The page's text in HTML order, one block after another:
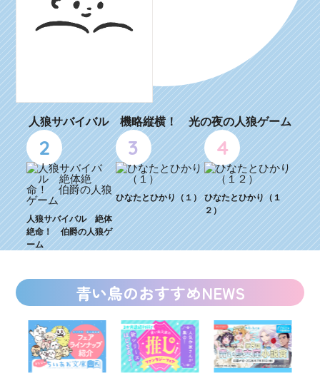
人狼サバイバル 機略縦横！ 光の夜の人狼ゲーム
2
人狼サバイバル 絶体
絶命！ 伯爵の人狼ゲ
ーム
3
ひなたとひかり（１）
4
ひなたとひかり（１
２）
青い鳥のおすすめNEWS